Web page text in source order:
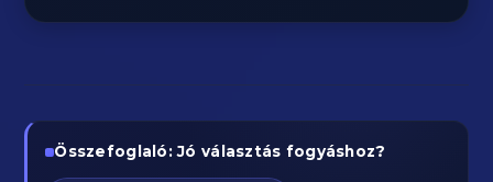
Összefoglaló: Jó választás fogyáshoz?